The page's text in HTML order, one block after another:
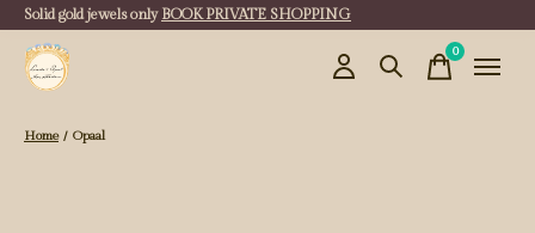
Solid gold jewels only BOOK PRIVATE SHOPPING
0items
Home / Opaal